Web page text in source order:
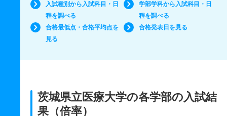
入試種別から入試科目・日
程を調べる
学部学科から入試科目・日
程を調べる
合格最低点・合格平均点を
見る
合格発表日を見る
茨城県立医療大学の各学部の入試結
果（倍率）